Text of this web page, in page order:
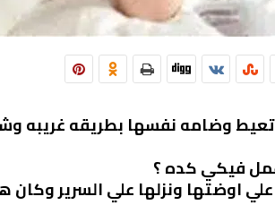
وضامه نفسها بطريقه غريبه
فيكي كده ؟
اوضتها ونزلها علي السرير